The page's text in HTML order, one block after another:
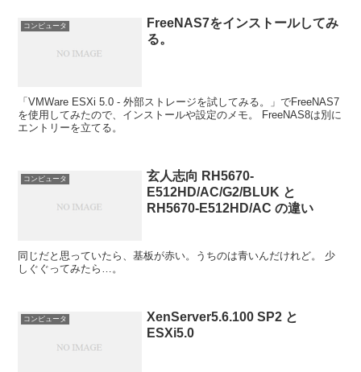
コンピュータ
FreeNAS7をインストールしてみ
る。
「VMWare ESXi 5.0 - 外部ストレージを試してみる。」でFreeNAS7
を使用してみたので、インストールや設定のメモ。 FreeNAS8は別に
エントリーを立てる。
コンピュータ
玄人志向 RH5670-
E512HD/AC/G2/BLUK と
RH5670-E512HD/AC の違い
同じだと思っていたら、基板が赤い。うちのは青いんだけれど。 少
しぐぐってみたら…。
コンピュータ
XenServer5.6.100 SP2 と
ESXi5.0